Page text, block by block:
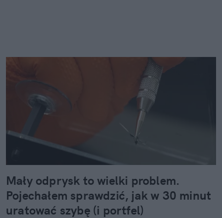
Mały odprysk to wielki problem.
Pojechałem sprawdzić, jak w 30 minut
uratować szybę (i portfel)